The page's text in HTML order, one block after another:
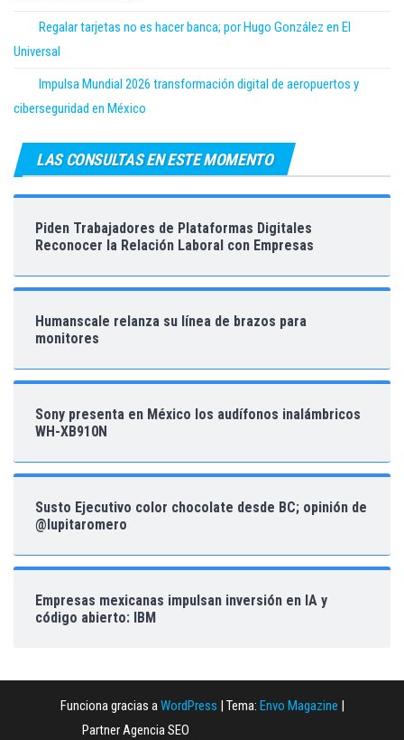
Regalar tarjetas no es hacer banca; por Hugo González en El
Universal
Impulsa Mundial 2026 transformación digital de aeropuertos y
ciberseguridad en México
LAS CONSULTAS EN ESTE MOMENTO
Piden Trabajadores de Plataformas Digitales
Reconocer la Relación Laboral con Empresas
Humanscale relanza su línea de brazos para
monitores
Sony presenta en México los audífonos inalámbricos
WH-XB910N
Susto Ejecutivo color chocolate desde BC; opinión de
@lupitaromero
Empresas mexicanas impulsan inversión en IA y
código abierto: IBM
Funciona gracias aWordPress Tema: Envo Magazine
Partner Agencia SEO